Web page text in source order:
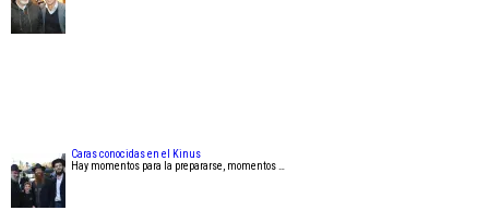
Caras conocidas en el Kinus
Hay momentos para la prepararse, momentos …